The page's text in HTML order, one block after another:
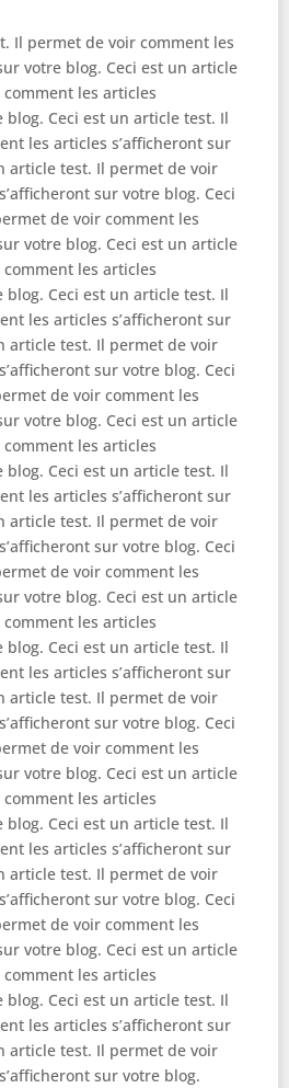
Il permet de voir comment les
votre blog. Ceci est un article
les articles
blog. Ceci est un article test. Il
les articles s’afficheront sur
article test. Il permet de voir
sur votre blog. Ceci
de voir comment les
votre blog. Ceci est un article
les articles
blog. Ceci est un article test. Il
les articles s’afficheront sur
article test. Il permet de voir
sur votre blog. Ceci
de voir comment les
votre blog. Ceci est un article
les articles
blog. Ceci est un article test. Il
les articles s’afficheront sur
article test. Il permet de voir
sur votre blog. Ceci
de voir comment les
votre blog. Ceci est un article
les articles
blog. Ceci est un article test. Il
les articles s’afficheront sur
article test. Il permet de voir
sur votre blog. Ceci
de voir comment les
votre blog. Ceci est un article
les articles
blog. Ceci est un article test. Il
les articles s’afficheront sur
article test. Il permet de voir
sur votre blog. Ceci
de voir comment les
votre blog. Ceci est un article
les articles
blog. Ceci est un article test. Il
les articles s’afficheront sur
article test. Il permet de voir
sur votre blog.